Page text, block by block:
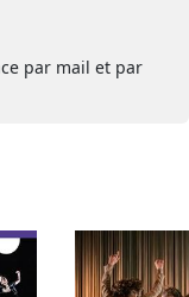
par mail et par